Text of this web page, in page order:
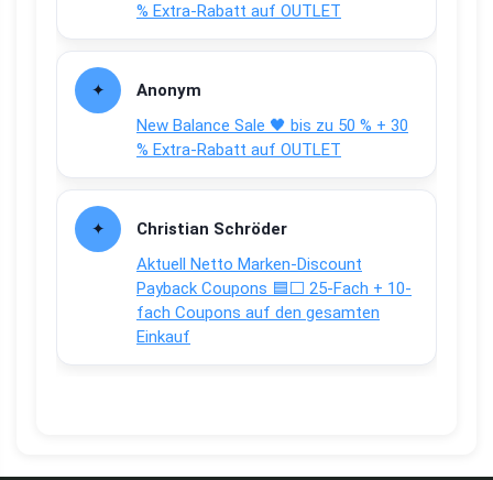
% Extra-Rabatt auf OUTLET
Anonym
New Balance Sale 🖤 bis zu 50 % + 30
% Extra-Rabatt auf OUTLET
Christian Schröder
Aktuell Netto Marken-Discount
Payback Coupons 🟦⬜ 25-Fach + 10-
fach Coupons auf den gesamten
Einkauf